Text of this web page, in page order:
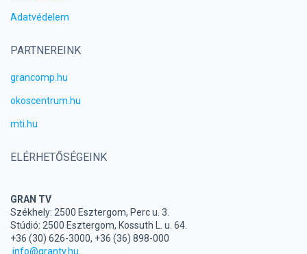
Adatvédelem
PARTNEREINK
grancomp.hu
okoscentrum.hu
mti.hu
ELÉRHETŐSÉGEINK
GRAN TV
Székhely: 2500 Esztergom, Perc u. 3.
Stúdió: 2500 Esztergom, Kossuth L. u. 64.
+36 (30) 626-3000, +36 (36) 898-000
info@grantv.hu